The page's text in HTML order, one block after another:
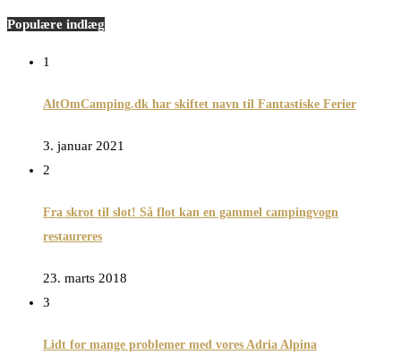
Populære indlæg
1
AltOmCamping.dk har skiftet navn til Fantastiske Ferier
3. januar 2021
2
Fra skrot til slot! Så flot kan en gammel campingvogn
restaureres
23. marts 2018
3
Lidt for mange problemer med vores Adria Alpina